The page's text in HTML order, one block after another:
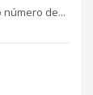
de...